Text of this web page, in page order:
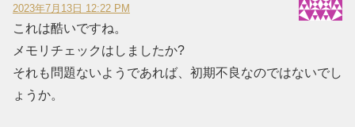
2023年7月13日 12:22 PM
これは酷いですね。
メモリチェックはしましたか?
それも問題ないようであれば、初期不良なのではないでし
ょうか。